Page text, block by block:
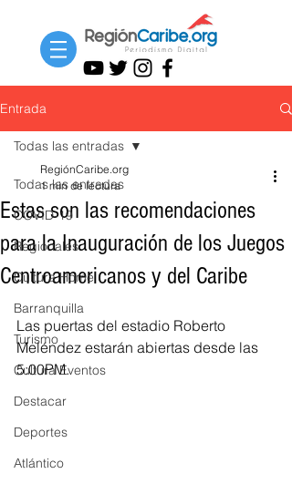
Entrada
Todas las entradas
COVID-19
Regionales
Cultura Home
Barranquilla
Turismo
Cultura Eventos
Destacar
Deportes
Atlántico
Todas las entradas
Estas son las recomendaciones
para la Inauguración de los Juegos
Centroamericanos y del Caribe
RegiónCaribe.org
1 min de lectura
Las puertas del estadio Roberto
Meléndez estarán abiertas desde las
5:00PM.